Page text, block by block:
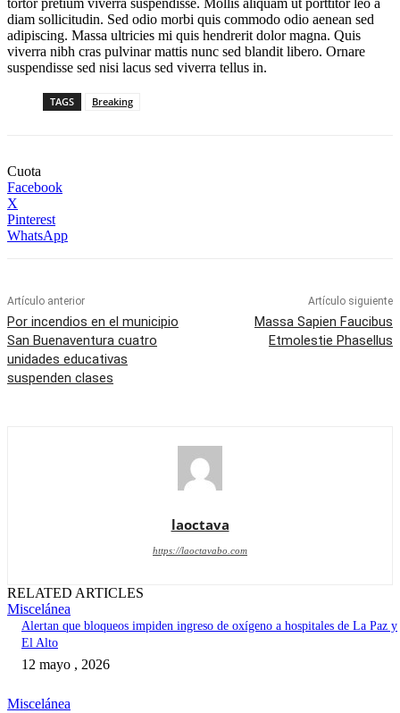
tortor pretium viverra suspendisse. Mollis aliquam ut porttitor leo a
diam sollicitudin. Sed odio morbi quis commodo odio aenean sed
adipiscing. Massa ultricies mi quis hendrerit dolor magna. Quis
viverra nibh cras pulvinar mattis nunc sed blandit libero. Ornare
suspendisse sed nisi lacus sed viverra tellus in.
TAGS Breaking
Cuota
Facebook
X
Pinterest
WhatsApp
Artículo anterior
Por incendios en el municipio
San Buenaventura cuatro
unidades educativas
suspenden clases
Artículo siguiente
Massa Sapien Faucibus
Etmolestie Phasellus
laoctava
https://laoctavabo.com
RELATED ARTICLES
Miscelánea
Alertan que bloqueos impiden ingreso de oxígeno a hospitales de La Paz y
El Alto
12 mayo , 2026
Miscelánea